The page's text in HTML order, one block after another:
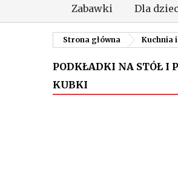
Zabawki Dla
Strona główna Kuchnia
PODKŁADKI NA STÓŁ I
KUBKI